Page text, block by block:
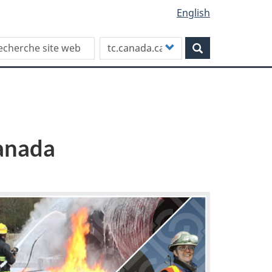
English
this site
Customize
your
search